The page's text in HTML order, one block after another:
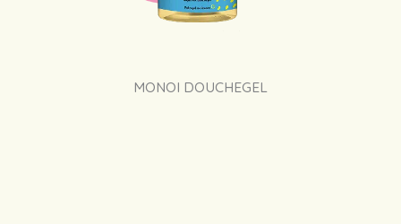
MONOI DOUCHEGEL